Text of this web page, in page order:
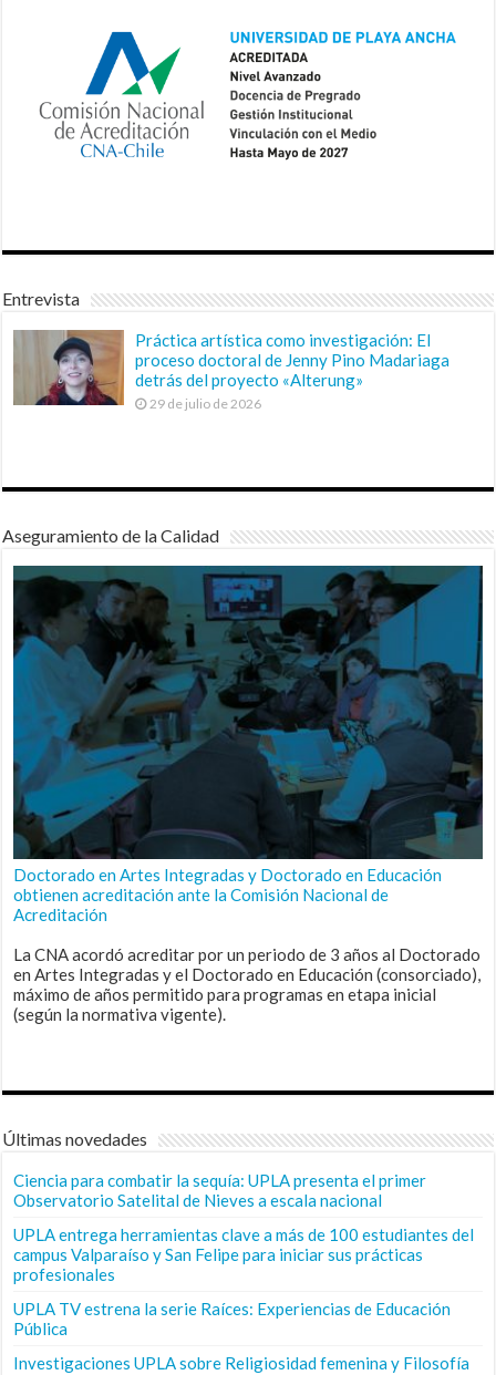
Entrevista
Práctica artística como investigación: El
proceso doctoral de Jenny Pino Madariaga
detrás del proyecto «Alterung»
29 de julio de 2026
Aseguramiento de la Calidad
Doctorado en Artes Integradas y Doctorado en Educación
obtienen acreditación ante la Comisión Nacional de
Acreditación
La CNA acordó acreditar por un periodo de 3 años al Doctorado
en Artes Integradas y el Doctorado en Educación (consorciado),
máximo de años permitido para programas en etapa inicial
(según la normativa vigente).
Últimas novedades
Ciencia para combatir la sequía: UPLA presenta el primer
Observatorio Satelital de Nieves a escala nacional
UPLA entrega herramientas clave a más de 100 estudiantes del
campus Valparaíso y San Felipe para iniciar sus prácticas
profesionales
UPLA TV estrena la serie Raíces: Experiencias de Educación
Pública
Investigaciones UPLA sobre Religiosidad femenina y Filosofía